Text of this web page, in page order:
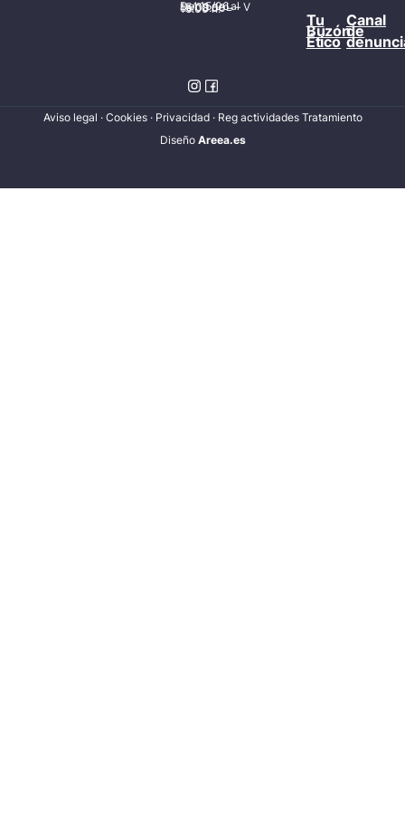
Del 15/06 al 15/09 de L – V de 08:00 – 15:00 h.
Tu
Buzón
Ético
Canal
de
Aviso legal · Cookies· Privacidad · Reg actividades Tratamiento
Diseño Areea.es